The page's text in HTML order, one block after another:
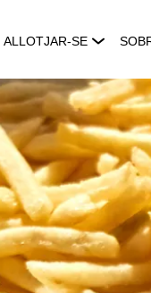
ALLOTJAR-SE